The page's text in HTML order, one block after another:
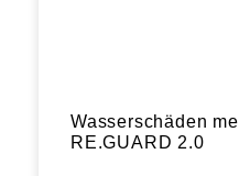
Wasserschäden
RE.GUARD 2.0